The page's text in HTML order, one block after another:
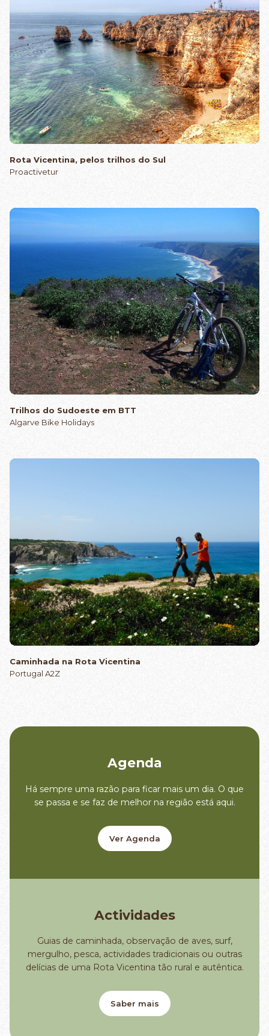
Rota Vicentina, pelos trilhos do Sul
Proactivetur
Trilhos do Sudoeste em BTT
Algarve Bike Holidays
Caminhada na Rota Vicentina
Portugal A2Z
Agenda
Há sempre uma razão para ficar mais um dia. O que
se passa e se faz de melhor na região está aqui.
Ver Agenda
Actividades
Guias de caminhada, observação de aves, surf,
mergulho, pesca, actividades tradicionais ou outras
delícias de uma Rota Vicentina tão rural e autêntica.
Saber mais